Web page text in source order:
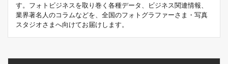
す。フォトビジネスを取り巻く各種データ、ビジネス関連情報、
業界著名人のコラムなどを、全国のフォトグラファーさま・写真
スタジオさまへ向けてお届けします。